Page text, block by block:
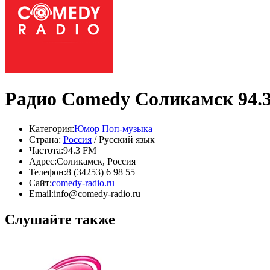
Радио Comedy Соликамск
Категория:Юмор Поп-музыка
Страна: Россия / Русский язык
Частота:94.3 FM
Адрес:Соликамск, Россия
Телефон:8 (34253) 6 98 55
Сайт:comedy-radio.ru
Email:info@comedy-radio.ru
Слушайте также